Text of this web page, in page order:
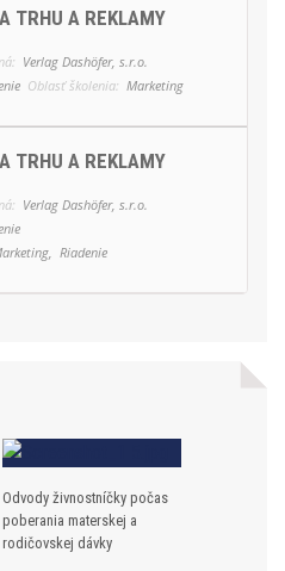
TRHU A REKLAMY
Verlag Dashöfer, s.r.o.
Oblasť školenia: Marketing
TRHU A REKLAMY
Verlag Dashöfer, s.r.o.
Riadenie
Odvody živnostníčky počas
poberania materskej a
rodičovskej dávky